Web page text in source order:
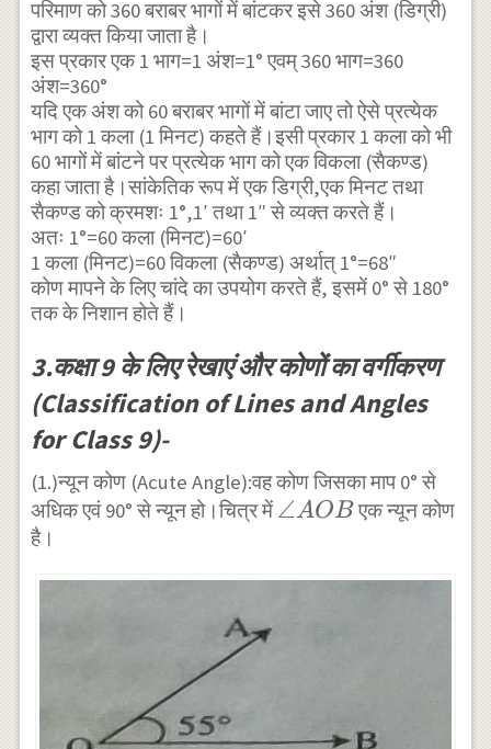
परिमाण को 360 बराबर भागों में बांटकर इसे 360 अंश (डिग्री)
द्वारा व्यक्त किया जाता है।
इस प्रकार एक 1 भाग=1 अंश=1° एवम् 360 भाग=360
अंश=360°
यदि एक अंश को 60 बराबर भागों में बांटा जाए तो ऐसे प्रत्येक
भाग को 1 कला (1 मिनट) कहते हैं।इसी प्रकार 1 कला को भी
60 भागों में बांटने पर प्रत्येक भाग को एक विकला (सैकण्ड)
कहा जाता है।सांकेतिक रूप में एक डिग्री,एक मिनट तथा
सैकण्ड को क्रमशः 1°,1′ तथा 1″ से व्यक्त करते हैं।
अतः 1°=60 कला (मिनट)=60′
1 कला (मिनट)=60 विकला (सैकण्ड) अर्थात् 1°=68″
कोण मापने के लिए चांदे का उपयोग करते हैं, इसमें 0° से 180°
तक के निशान होते हैं।
3.कक्षा 9 के लिए रेखाएं और कोणों का वर्गीकरण
(Classification of Lines and Angles
for Class 9)-
(1.)न्यून कोण (Acute Angle):वह कोण जिसका माप 0° से
अधिक एवं 90° से न्यून हो।चित्र में \angle
∠AOBएक न्यून कोण
है।